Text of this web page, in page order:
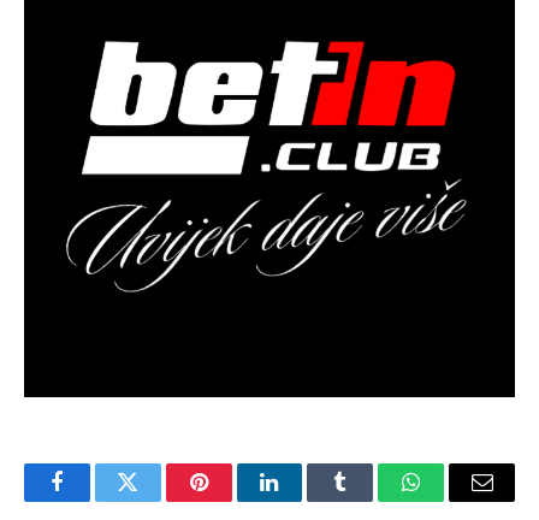
FacebookTwitter PinterestLinkedInTumblr WhatsAppEmail